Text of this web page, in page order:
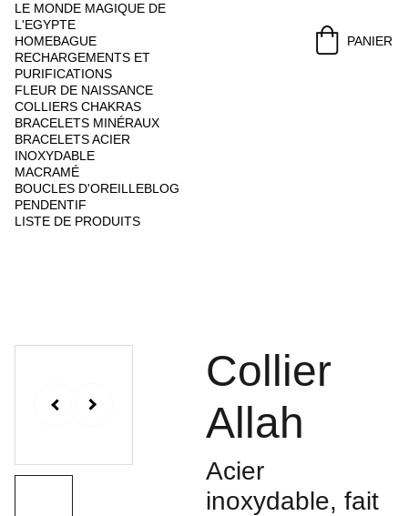
LE MONDE MAGIQUE DE
L'EGYPTE
HOMEBAGUE
RECHARGEMENTS ET
PURIFICATIONS
FLEUR DE NAISSANCE
COLLIERS CHAKRAS
BRACELETS MINÉRAUX
BRACELETS ACIER
INOXYDABLE
MACRAMÉ
BOUCLES D'OREILLEBLOG
PENDENTIF
LISTE DE PRODUITS
PANIER
Collier
Allah
Acier
inoxydable, fait